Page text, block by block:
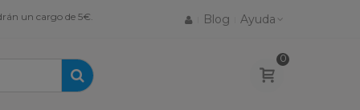
un cargo de 5€. Blog Ayuda
0